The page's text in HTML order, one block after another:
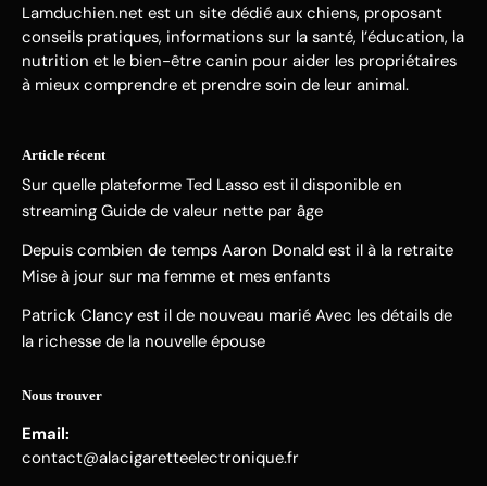
Lamduchien.net est un site dédié aux chiens, proposant
conseils pratiques, informations sur la santé, l’éducation, la
nutrition et le bien-être canin pour aider les propriétaires
à mieux comprendre et prendre soin de leur animal.
Article récent
Sur quelle plateforme Ted Lasso est il disponible en
streaming Guide de valeur nette par âge
Depuis combien de temps Aaron Donald est il à la retraite
Mise à jour sur ma femme et mes enfants
Patrick Clancy est il de nouveau marié Avec les détails de
la richesse de la nouvelle épouse
Nous trouver
Email:
contact@alacigaretteelectronique.fr